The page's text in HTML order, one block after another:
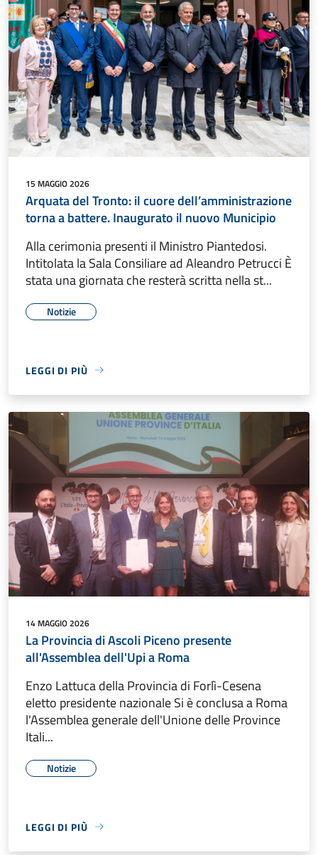
15 MAGGIO 2026
Arquata del Tronto: il cuore dell’amministrazione
torna a battere. Inaugurato il nuovo Municipio
Alla cerimonia presenti il Ministro Piantedosi.
Intitolata la Sala Consiliare ad Aleandro Petrucci È
stata una giornata che resterà scritta nella st...
Notizie
LEGGI DI PIÙ
14 MAGGIO 2026
La Provincia di Ascoli Piceno presente
all'Assemblea dell'Upi a Roma
Enzo Lattuca della Provincia di Forlì-Cesena
eletto presidente nazionale Si è conclusa a Roma
l'Assemblea generale dell'Unione delle Province
Itali...
Notizie
LEGGI DI PIÙ